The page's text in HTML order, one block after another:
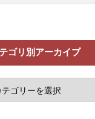
ゴリ別アーカイブ